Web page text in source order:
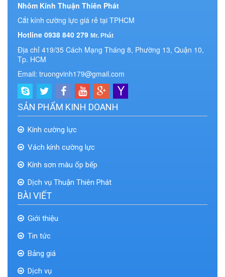
Nhôm Kính Thuận Thiên Phát
Cắt kính cường lực giá rẻ tại TPHCM
Hotline 0938 840 279 Mr. Phát
Địa chỉ 419/35 Cách Mạng Tháng 8, Phường 13, Quận 10,
Tp. HCM
Email: truongvinh179@gmail.com
SẢN PHẨM KINH DOANH
Kính cường lực
Vách kính cường lực
Kính sơn màu ốp bếp
Dịch vụ Thuận Thiên Phát
BÀI VIẾT
Giới thiệu
Tin tức
Bảng giá
Dịch vụ